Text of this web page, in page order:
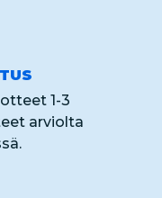
1-3
arviolta